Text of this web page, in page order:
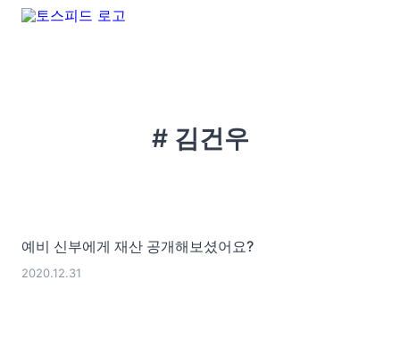
# 김건우
예비 신부에게 재산 공개해보셨어요?
2020.12.31